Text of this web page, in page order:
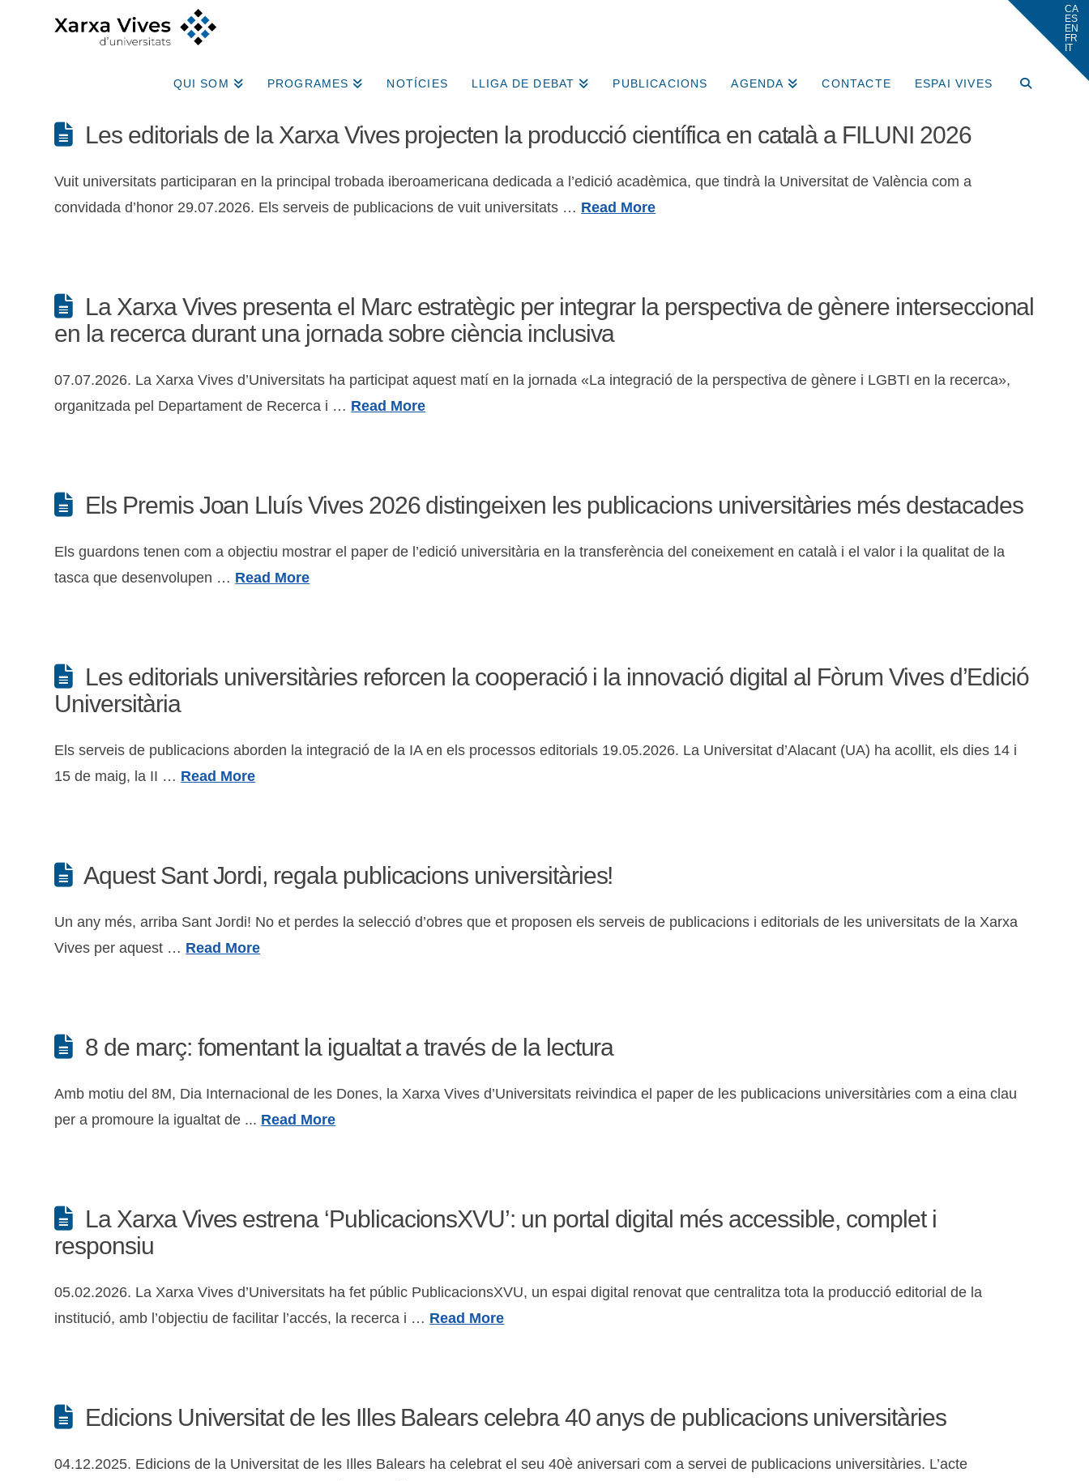
QUI SOM PROGRAMES NOTÍCIES LLIGA DE DEBAT PUBLICACIONS AGENDA CONTACTE ESPAI VIVES
Les editorials de la Xarxa Vives projecten la producció científica en català a FILUNI 2026
Vuit universitats participaran en la principal trobada iberoamericana dedicada a l’edició acadèmica, que tindrà la Universitat de València com a
convidada d’honor 29.07.2026. Els serveis de publicacions de vuit universitats … Read More
La Xarxa Vives presenta el Marc estratègic per integrar la perspectiva de gènere interseccional
en la recerca durant una jornada sobre ciència inclusiva
07.07.2026. La Xarxa Vives d’Universitats ha participat aquest matí en la jornada «La integració de la perspectiva de gènere i LGBTI en la recerca»,
organitzada pel Departament de Recerca i … Read More
Els Premis Joan Lluís Vives 2026 distingeixen les publicacions universitàries més destacades
Els guardons tenen com a objectiu mostrar el paper de l’edició universitària en la transferència del coneixement en català i el valor i la qualitat de la
tasca que desenvolupen … Read More
Les editorials universitàries reforcen la cooperació i la innovació digital al Fòrum Vives d’Edició
Universitària
Els serveis de publicacions aborden la integració de la IA en els processos editorials 19.05.2026. La Universitat d’Alacant (UA) ha acollit, els dies 14 i
15 de maig, la II … Read More
Aquest Sant Jordi, regala publicacions universitàries!
Un any més, arriba Sant Jordi! No et perdes la selecció d’obres que et proposen els serveis de publicacions i editorials de les universitats de la Xarxa
Vives per aquest … Read More
8 de març: fomentant la igualtat a través de la lectura
Amb motiu del 8M, Dia Internacional de les Dones, la Xarxa Vives d’Universitats reivindica el paper de les publicacions universitàries com a eina clau
per a promoure la igualtat de ... Read More
La Xarxa Vives estrena ‘PublicacionsXVU’: un portal digital més accessible, complet i
responsiu
05.02.2026. La Xarxa Vives d’Universitats ha fet públic PublicacionsXVU, un espai digital renovat que centralitza tota la producció editorial de la
institució, amb l’objectiu de facilitar l’accés, la recerca i … Read More
Edicions Universitat de les Illes Balears celebra 40 anys de publicacions universitàries
04.12.2025. Edicions de la Universitat de les Illes Balears ha celebrat el seu 40è aniversari com a servei de publicacions universitàries. L’acte